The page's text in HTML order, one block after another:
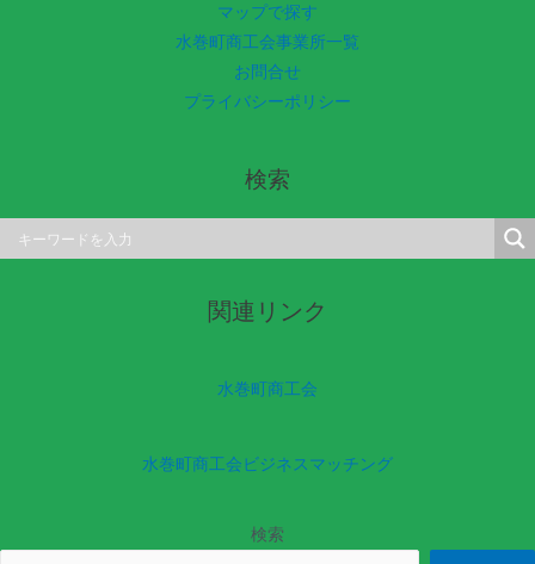
マップで探す
水巻町商工会事業所一覧
お問合せ
プライバシーポリシー
検索
関連リンク
水巻町商工会
水巻町商工会ビジネスマッチング
検索